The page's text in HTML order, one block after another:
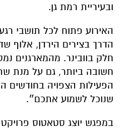
ובעיריית רמת גן.
האירוע פתוח לכל תושבי
הדרך בצירים הירדן, אלוף
חלק בוובינר. מהמארגנים
חשובה ביותר, גם על מנת
הפעילות הצפויה בחודשים
שנוכל לשמוע אתכם״.
במפגש יוצג סטאטוס